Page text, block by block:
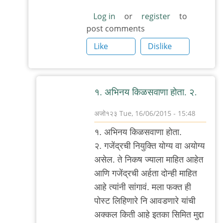
Log in or register
to
post comments
Like
Dislike
१. अभिनय किळसवाणा होता. २.
अजो१२३ Tue, 16/06/2015 - 15:48
reply
निकष
by
मी
१. अभिनय किळसवाणा होता.
२. गजेंद्रची नियुक्ति योग्य वा अयोग्य
असेल. ते निकष ज्याला माहित आहेत
आणि गजेंद्रची अर्हता दोन्ही माहित
आहे त्यांनी सांगावं. मला फक्त ही
पोस्ट लिहिणारे नि आवडणारे यांची
अक्कल किती आहे इतका सिमित मुद्दा